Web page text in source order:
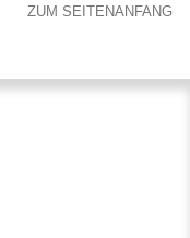
ZUM SEITENANFANG